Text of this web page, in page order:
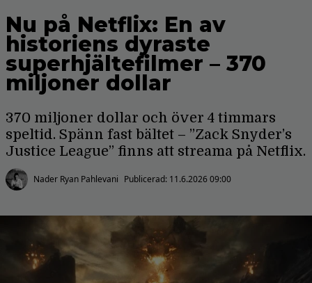
Nu på Netflix: En av
historiens dyraste
superhjältefilmer – 370
miljoner dollar
370 miljoner dollar och över 4 timmars
speltid. Spänn fast bältet – ”Zack Snyder’s
Justice League” finns att streama på Netflix.
Nader Ryan Pahlevani Publicerad: 11.6.2026 09:00